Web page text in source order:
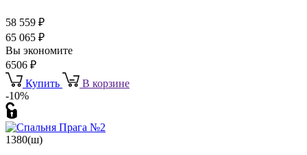
58 559 ₽
65 065 ₽
Вы экономите
6506 ₽
Купить
В корзине
-10%
1380(ш)